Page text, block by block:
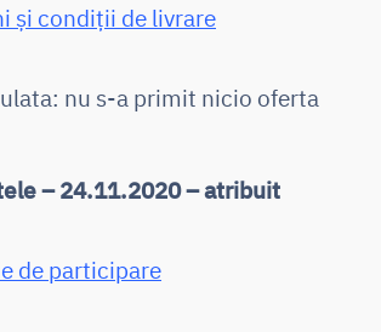
și condiții de livrare
nu s-a primit nicio oferta
– 24.11.2020 – atribuit
de participare